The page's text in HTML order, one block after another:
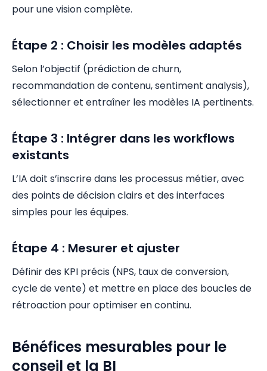
pour une vision complète.
Étape 2 : Choisir les modèles adaptés
Selon l’objectif (prédiction de churn,
recommandation de contenu, sentiment analysis),
sélectionner et entraîner les modèles IA pertinents.
Étape 3 : Intégrer dans les workflows
existants
L’IA doit s’inscrire dans les processus métier, avec
des points de décision clairs et des interfaces
simples pour les équipes.
Étape 4 : Mesurer et ajuster
Définir des KPI précis (NPS, taux de conversion,
cycle de vente) et mettre en place des boucles de
rétroaction pour optimiser en continu.
Bénéfices mesurables pour le
conseil et la BI